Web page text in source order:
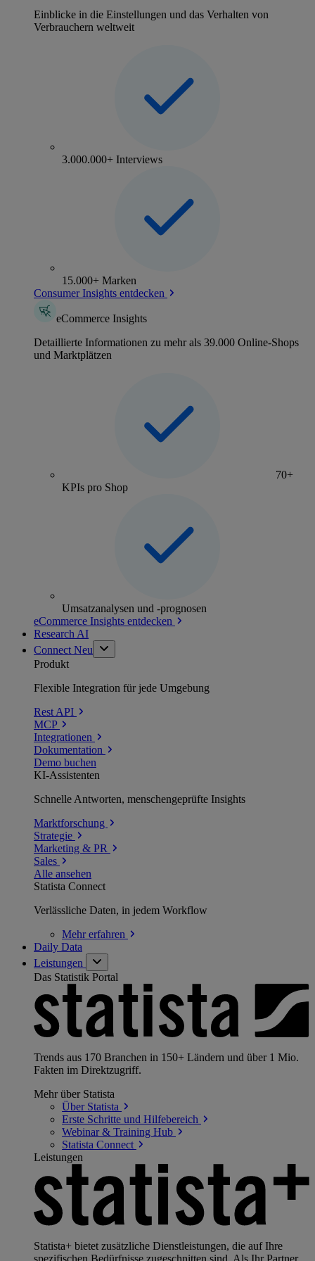
Einblicke in die Einstellungen und das Verhalten von
Verbrauchern weltweit
3.000.000+ Interviews
15.000+ Marken
Consumer Insights entdecken
eCommerce Insights
Detaillierte Informationen zu mehr als 39.000 Online-Shops
und Marktplätzen
70+
KPIs pro Shop
Umsatzanalysen und -prognosen
eCommerce Insights entdecken
Research AI
Connect Neu
Produkt
Flexible Integration für jede Umgebung
Rest API
MCP
Integrationen
Dokumentation
Demo buchen
KI-Assistenten
Schnelle Antworten, menschengeprüfte Insights
Marktforschung
Strategie
Marketing & PR
Sales
Alle ansehen
Statista Connect
Verlässliche Daten, in jedem Workflow
Mehrerfahren
Daily Data
Leistungen
Das Statistik Portal
Trends aus 170 Branchen in 150+ Ländern und über 1 Mio.
Fakten im Direktzugriff.
Mehr über Statista
Über Statista
Erste Schritte und Hilfebereich
Webinar & Training Hub
Statista Connect
Leistungen
Statista+ bietet zusätzliche Dienstleistungen, die auf Ihre
spezifischen Bedürfnisse zugeschnitten sind. Als Ihr Partner